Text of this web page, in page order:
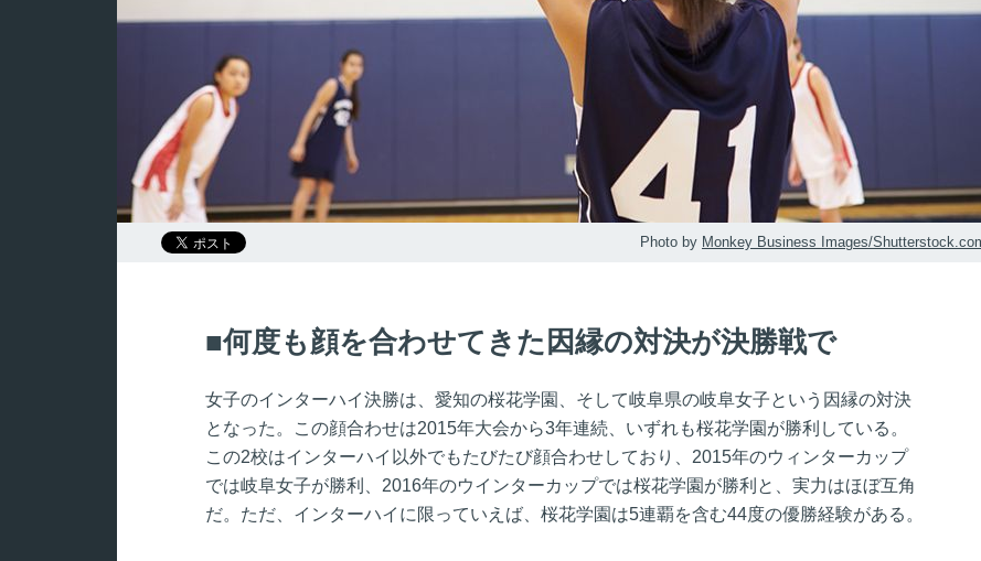
Photo by Monkey Business Images/
何度も顔を合わせてきた因縁の対決が決勝戦で
女子のインターハイ決勝は、愛知の桜花学園、そして岐阜県の岐阜女子という因縁の対決
となった。この顔合わせは2015年大会から3年連続、いずれも桜花学園が勝利している。
この2校はインターハイ以外でもたびたび顔合わせしており、2015年のウィンターカップ
では岐阜女子が勝利、2016年のウインターカップでは桜花学園が勝利と、実力はほぼ互角
だ。ただ、インターハイに限っていえば、桜花学園は5連覇を含む44度の優勝経験がある。